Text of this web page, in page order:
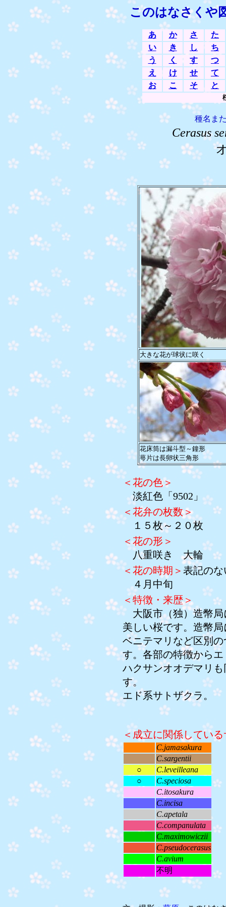
このはなさくや
あ か さ
た
い
き し
ち
う
く す
つ
え
け せ
て
お
こ そ と
種名ま
Cerasus
大きな花が球状に咲く
花床筒は漏斗型～鐘形
萼片は長卵状三角形
＜花の色＞
淡紅色「9502」
＜花弁の枚数＞
１５枚～２０枚
＜花の形＞
八重咲き 大輪
＜花の時期＞ 表記の
４月中旬
＜特徴・来歴＞
大阪市（独）造幣局
美しい桜です。造幣
ベニテマリなど区別
す。各部の特徴から
ハクサンオオデマリ
す。
エド系サトザクラ。
＜成立に関係してい
C.jamasakura
C.sargentii
○
C.leveilleana
○
C.speciosa
C.itosakura
C.incisa
C.apetala
C.companulata
C.maximowiczii
C.pseudocerasus
C.avium
不明